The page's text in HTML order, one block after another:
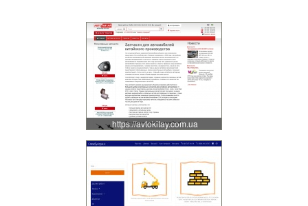
https://avtokitay.com.ua